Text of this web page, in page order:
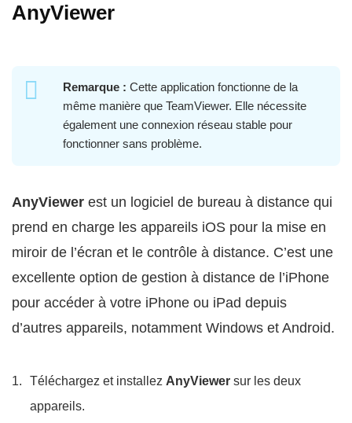
AnyViewer
Remarque : Cette application fonctionne de la
même manière que TeamViewer. Elle nécessite
également une connexion réseau stable pour
fonctionner sans problème.
AnyViewer est un logiciel de bureau à distance qui
prend en charge les appareils iOS pour la mise en
miroir de l’écran et le contrôle à distance. C’est une
excellente option de gestion à distance de l’iPhone
pour accéder à votre iPhone ou iPad depuis
d’autres appareils, notamment Windows et Android.
Téléchargez et installez AnyViewer sur les deux
appareils.